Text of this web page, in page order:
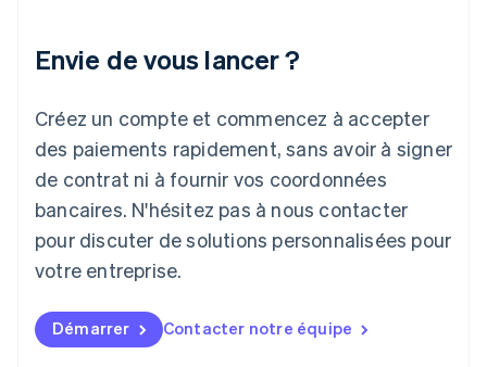
Envie de vous lancer ?
Créez un compte et commencez à accepter
des paiements rapidement, sans avoir à signer
de contrat ni à fournir vos coordonnées
bancaires. N'hésitez pas à nous contacter
pour discuter de solutions personnalisées pour
votre entreprise.
Démarrer Contacter notre équipe
English
Italie
Japon
日本語
Lettonie
English
Liechtenstein
DeutschEnglish
English
FrançaisDeutschEnglish
Malaisie